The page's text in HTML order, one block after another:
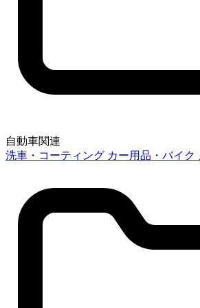
自動車関連
洗車・コーティング カー用品・バイク